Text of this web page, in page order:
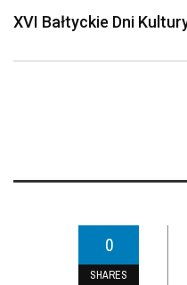
XVI Bałtyckie Dni
0
SHARES